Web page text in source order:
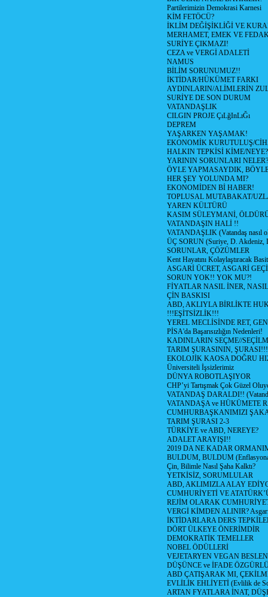
Partilerimizin Demokrasi Karnesi
KİM FETÖCÜ?
İKLİM DEĞİŞİKLİĞİ VE
MERHAMET, EMEK VE
SURİYE ÇIKMAZI!
CEZA ve VERGİ ADALETİ
NAMUS
BİLİM SORUNUMUZ!!
İKTİDAR/HÜKÜMET FARKI
AYDINLARIN/ALİMLERİN
SURİYE DE SON DURUM
VATANDAŞLIK
CILGIN PROJE ÇıLğInLıĞı
DEPREM
YAŞARKEN YAŞAMAK!
EKONOMİK KURUTULUŞ/
HALKIN TEPKİSİ KİME/NEYE?
YARININ SORUNLARI NELER?
ÖYLE YAPMASAYDIK,
HER ŞEY YOLUNDA MI?
EKONOMİDEN Bİ HABER!
TOPLUSAL MUTABAKAT/
YAREN KÜLTÜRÜ
KASIM SÜLEYMANİ,
VATANDAŞIN HALİ !!
VATANDAŞLIK (Vatandaş nasıl
ÜÇ SORUN (Suriye, D. Akdeniz,
SORUNLAR, ÇÖZÜMLER
Kent Hayatını Kolaylaştıracak
ASGARİ ÜCRET, ASGARİ
SORUN YOK!! YOK MU?!
FİYATLAR NASIL İNER,
ÇİN BASKISI
ABD, AKLIYLA BİRLİKTE
!!!EŞİTSİZLİK!!!
YEREL MECLİSİNDE RET,
PİSA'da Başarısızlığın Nedenleri!
KADINLARIN SEÇME//
TARIM ŞURASININ, ŞURASI!!!
EKOLOJİK KAOSA DOĞRU
Üniversiteli İşsizlerimiz
DÜNYA ROBOTLAŞIYOR
CHP’yi Tartışmak Çok Güzel
VATANDAŞ DARALDI!!
VATANDAŞA ve HÜKÜMETE
CUMHURBAŞKANIMIZI
TARIM ŞURASI 2-3
TÜRKİYE ve ABD, NEREYE?
ADALET ARAYIŞI!!
2019 DA NE KADAR
BULDUM, BULDUM
Çin, Bilimle Nasıl Şaha Kalktı?
YETKİSİZ, SORUMLULAR
ABD, AKLIMIZLA ALAY
CUMHURİYETİ VE
REJİM OLARAK
VERGİ KİMDEN ALINIR?
İKTİDARLARA DERS
DÖRT ÜLKEYE ÖNERİMDİR
DEMOKRATİK TEMELLER
NOBEL ÖDÜLLERİ
VEJETARYEN VEGAN
DÜŞÜNCE ve İFADE
ABD ÇATIŞARAK MI,
EVLİLİK EHLİYETİ (Evlilik de
ARTAN FYATLARA İNAT,